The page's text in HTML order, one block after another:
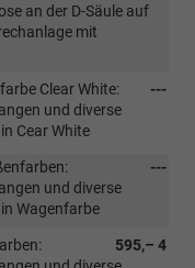
an der D-Säule auf
mit
---
Clear White:
und diverse
Cear White
---
und diverse
Wagenfarbe
595,– 4